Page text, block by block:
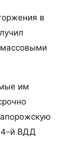
в
массовыми
им
й ВДД